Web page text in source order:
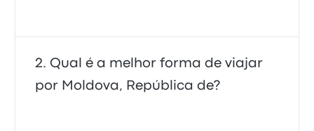
Qual é a melhor forma de viajar
por Moldova, República de?